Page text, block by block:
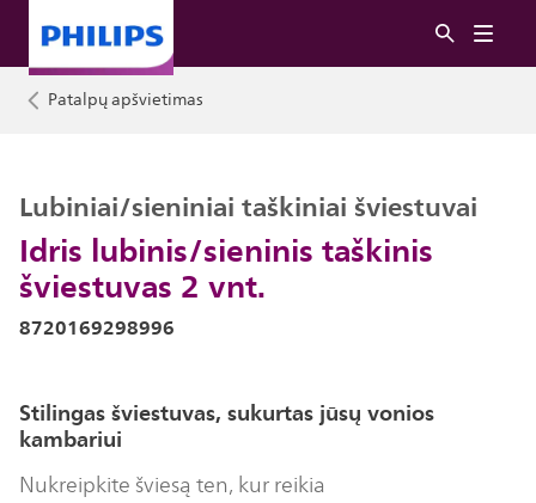
Patalpų apšvietimas
Idris lubinis/sieninis taškinis
šviestuvas 2 vnt.
Lubiniai/sieniniai taškiniai šviestuvai
8720169298996
Stilingas šviestuvas, sukurtas jūsų vonios
kambariui
Nukreipkite šviesą ten, kur reikia